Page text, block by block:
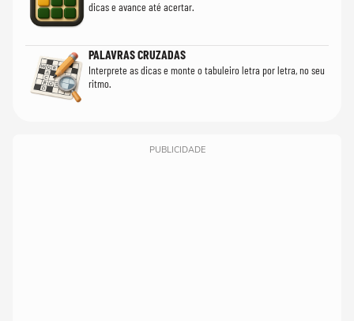
dicas e avance até acertar.
PALAVRAS CRUZADAS
Interprete as dicas e monte o tabuleiro letra por letra, no seu
ritmo.
PUBLICIDADE